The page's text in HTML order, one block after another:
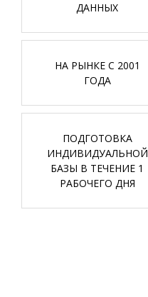
ДАННЫХ
НА РЫНКЕ С 2001
ГОДА
ПОДГОТОВКА
ИНДИВИДУАЛЬНОЙ
БАЗЫ В ТЕЧЕНИЕ 1
РАБОЧЕГО ДНЯ